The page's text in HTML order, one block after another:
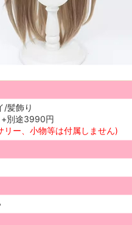
/髪飾り
+別途3990円
リー、小物等は付属しません)